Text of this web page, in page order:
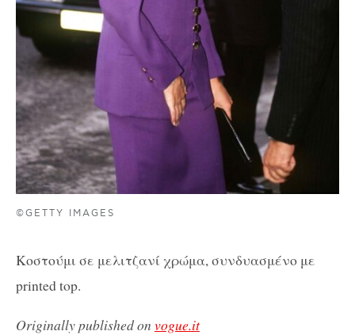
©GETTY IMAGES
Κοστούμι σε μελιτζανί χρώμα, συνδυασμένο με
printed top.
Οriginally published on vogue.it